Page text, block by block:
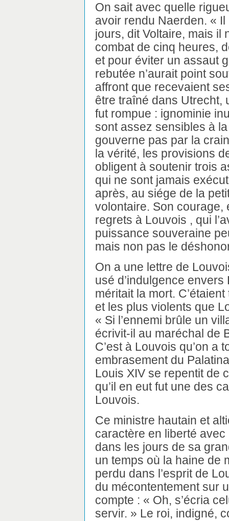
On sait avec quelle
avoir rendu Naerden. «
jours, dit Voltaire, mais il
combat de cinq heures,
et pour éviter un assaut
rebutée n’aurait point
affront que recevaient
être traîné dans Utrecht,
fut rompue : ignominie
sont assez sensibles à
gouverne pas par la
la vérité, les provisions
obligent à soutenir trois
qui ne sont jamais
après, au siége de la
volontaire. Son courage,
regrets à Louvois , qui
puissance souveraine
mais non pas le
On a une lettre de
usé d’indulgence
méritait la mort.
et les plus violents que
« Si l’ennemi brûle un
écrivit-il au maréchal de
C’est à Louvois qu’on a
embrasement du
Louis XIV se repentit de
qu’il en eut fut une des
Louvois.
Ce ministre hautain et
caractère en liberté
dans les jours de sa
un temps où la haine de
perdu dans l’esprit de
du mécontentement sur
compte : « Oh, s’écria
servir. » Le roi, indigné,